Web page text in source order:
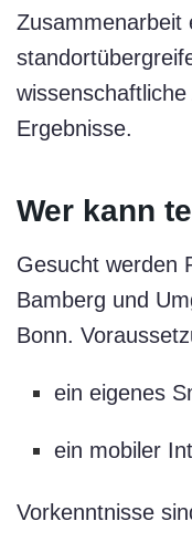
Zusammenarbeit
Ergebnisse.
Wer kann
Gesucht werden
Bamberg und
Bonn.
ein eigenes
ein mobiler
Vorkenntnisse